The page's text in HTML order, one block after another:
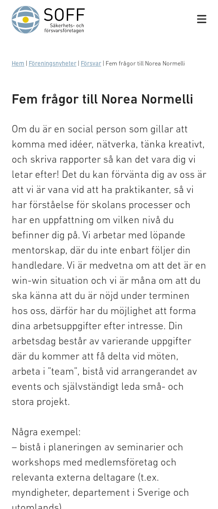
Hoppa till innehåll
Hem Föreningsnyheter Försvar Fem frågor till Norea Normelli
Fem frågor till Norea Normelli
Om du är en social person som gillar att
komma med idéer, nätverka, tänka kreativt,
och skriva rapporter så kan det vara dig vi
letar efter! Det du kan förvänta dig av oss är
att vi är vana vid att ha praktikanter, så vi
har förståelse för skolans processer och
har en uppfattning om vilken nivå du
befinner dig på. Vi arbetar med löpande
mentorskap, där du inte enbart följer din
handledare. Vi är medvetna om att det är en
win-win situation och vi är måna om att du
ska känna att du är nöjd under terminen
hos oss, därför har du möjlighet att forma
dina arbetsuppgifter efter intresse. Din
arbetsdag består av varierande uppgifter
där du kommer att få delta vid möten,
arbeta i ”team”, bistå vid arrangerandet av
events och självständigt leda små- och
stora projekt.
Några exempel:
– bistå i planeringen av seminarier och
workshops med medlemsföretag och
relevanta externa deltagare (t.ex.
myndigheter, departement i Sverige och